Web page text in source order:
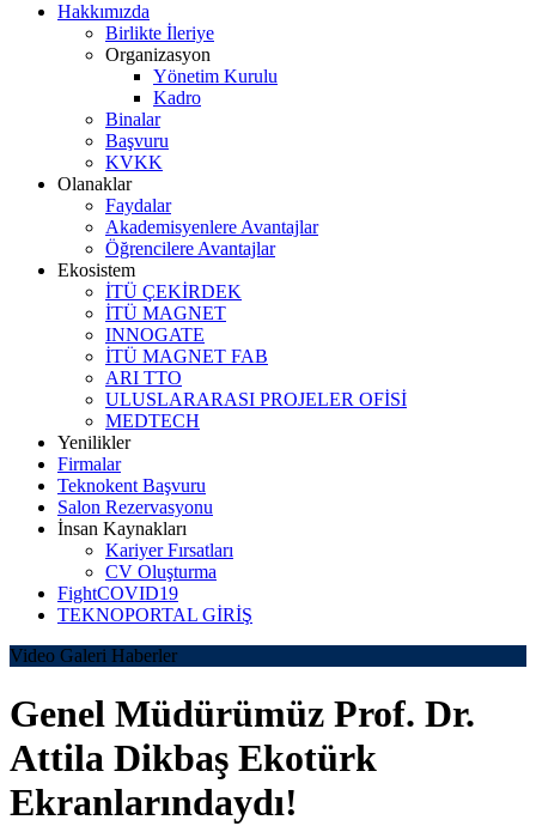
Hakkımızda
Birlikte İleriye
Organizasyon
Yönetim Kurulu
Kadro
Binalar
Başvuru
KVKK
Olanaklar
Faydalar
Akademisyenlere Avantajlar
Öğrencilere Avantajlar
Ekosistem
İTÜ ÇEKİRDEK
İTÜ MAGNET
INNOGATE
İTÜ MAGNET FAB
ARI TTO
ULUSLARARASI PROJELER OFİSİ
MEDTECH
Yenilikler
Firmalar
Teknokent Başvuru
Salon Rezervasyonu
İnsan Kaynakları
Kariyer Fırsatları
CV Oluşturma
FightCOVID19
TEKNOPORTAL GİRİŞ
Video Galeri Haberler
Genel Müdürümüz Prof. Dr.
Attila Dikbaş Ekotürk
Ekranlarındaydı!